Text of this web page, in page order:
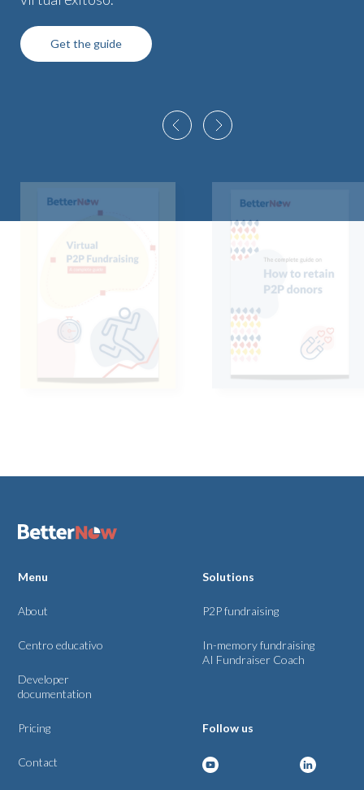
Get the guide
Solutions
P2P fundraising
In-memory fundraising
AI Fundraiser Coach
Follow us
Menu
About
Centro educativo
Developer
documentation
Pricing
Contact